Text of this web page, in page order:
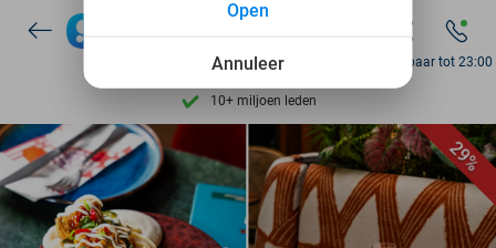
9,4 op basis van206.096 reviews
Ontdek 15.000+ deals
7 dagen per week beschikbaar
Bereikbaar tot 23:00
29%
Annuleer
Open